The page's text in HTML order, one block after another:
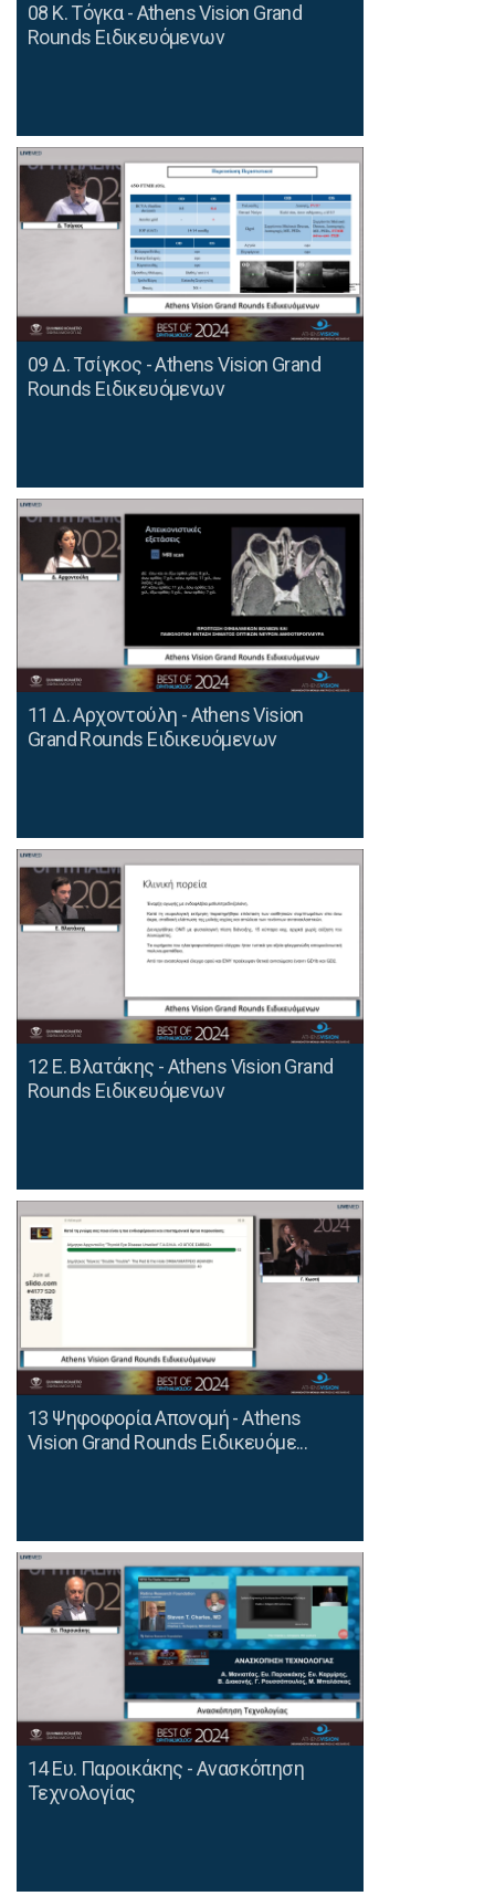
08 Κ. Τόγκα - Athens Vision Grand
Rounds Ειδικευόμενων
09 Δ. Τσίγκος - Athens Vision Grand
Rounds Ειδικευόμενων
11 Δ. Αρχοντούλη - Athens Vision
Grand Rounds Ειδικευόμενων
12 E. Βλατάκης - Athens Vision Grand
Rounds Ειδικευόμενων
13 Ψηφοφορία Απονομή - Athens
Vision Grand Rounds Ειδικευόμε...
14 Ευ. Παροικάκης - Aνασκόπηση
Τεχνολογίας